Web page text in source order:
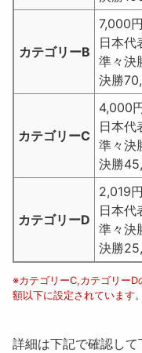
カテゴリーB
7,000
日本代
準々決
決勝
カテゴリーC
4,000
日本代
準々決
決勝
カテゴリーD
2,019
日本代
準々決
決勝
※カテゴリーC,カテゴリー
額以下に設定されています。
詳細は下記で確認して